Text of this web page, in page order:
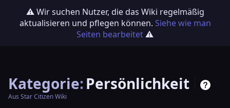
⚠️ Wir suchen Nutzer, die das Wiki regelmäßig
aktualisieren und pflegen können. Siehe wie man
Seiten bearbeitet⚠️
Kategorie:Persönlichkeit
Aus Star Citizen Wiki